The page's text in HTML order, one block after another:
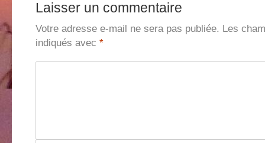
Laisser un commentaire
Votre adresse e-mail ne sera pas publiée. Les
indiqués avec *